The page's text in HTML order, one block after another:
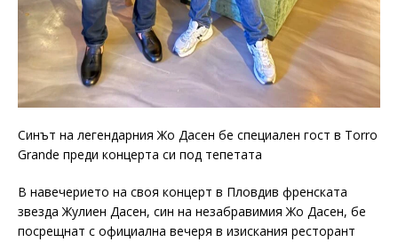
Синът на легендарния Жо Дасен бе специален гост в Torro
Grande преди концерта си под тепетата
В навечерието на своя концерт в Пловдив френската
звезда Жулиен Дасен, син на незабравимия Жо Дасен, бе
посрещнат с официална вечеря в изискания ресторант